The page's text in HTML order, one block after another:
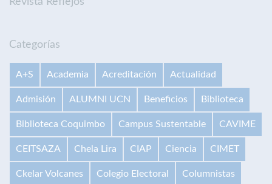
Categorías
A+S Academia Acreditación Actualidad
Admisión ALUMNI UCN Beneficios Biblioteca
Biblioteca Coquimbo Campus Sustentable CAVIME
CEITSAZA Chela Lira CIAP Ciencia CIMET
Ckelar Volcanes Colegio Electoral Columnistas